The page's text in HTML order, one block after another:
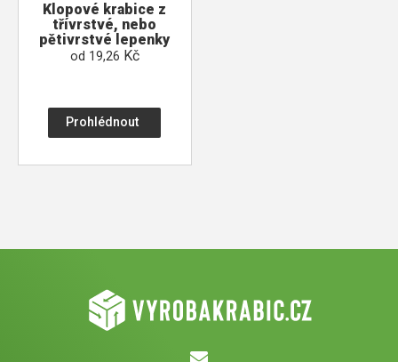
Klopové krabice z
třívrstvé, nebo
pětivrstvé lepenky
od 19,26 Kč
Prohlédnout